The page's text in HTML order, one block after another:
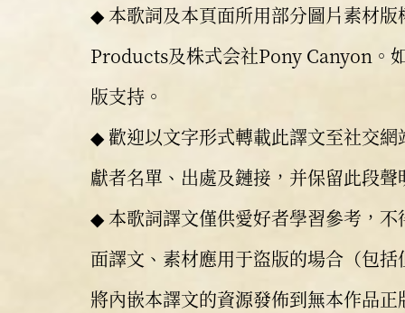
◆ 本歌詞及本頁面所用部分圖片素材
Products及株式会社Pony Canyon。
版支持。
◆ 歡迎以文字形式轉載此譯文至社交
獻者名單、出處及鏈接，并保留此段聲
◆ 本歌詞譯文僅供愛好者學習參考，
面譯文、素材應用于盜版的場合（包
將內嵌本譯文的資源發佈到無本作品